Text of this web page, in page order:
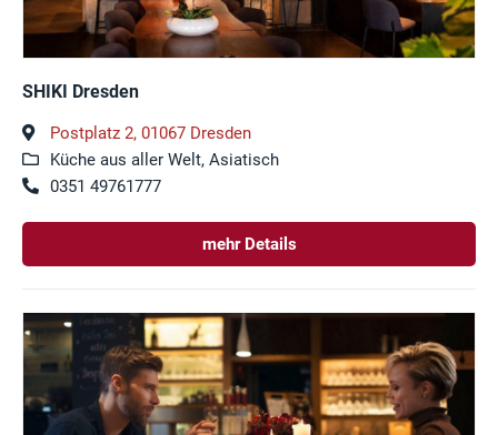
SHIKI Dresden
Postplatz 2, 01067 Dresden
Küche aus aller Welt, Asiatisch
0351 49761777
mehr Details